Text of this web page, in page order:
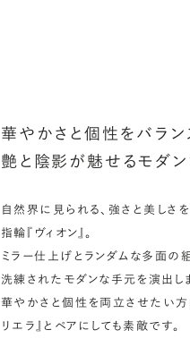
華やかさと個性をバラン
艶と陰影が魅せるモダ
自然界に見られる、強さと美しさ
指輪『ヴィオン』。
ミラー仕上げとランダムな多面の
洗練されたモダンな手元を演出しま
華やかさと個性を両立させたい方
リエラ』とペアにしても素敵です。